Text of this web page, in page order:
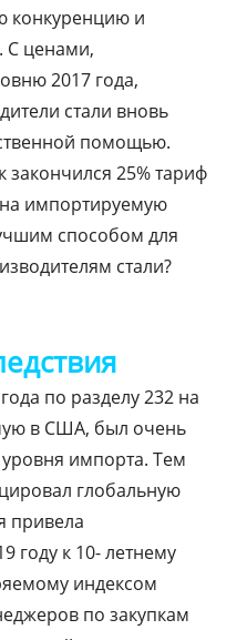
конкуренцию и
С ценами,
2017 года,
стали вновь
помощью.
25% тариф
импортируемую
способом для
стали?
по разделу 232 на
в США, был очень
импорта. Тем
глобальную
привела
году к 10- летнему
индексом
по закупкам